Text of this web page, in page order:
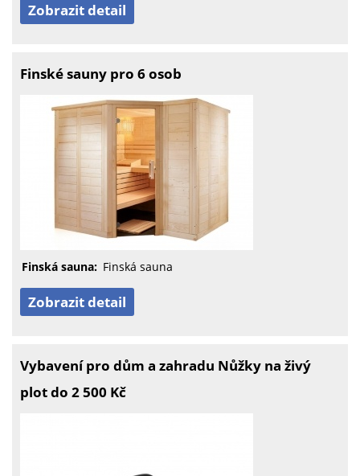
Zobrazit detail
Finské sauny pro 6 osob
Finská sauna: Finská sauna
Zobrazit detail
Vybavení pro dům a zahradu Nůžky na živý
plot do 2 500 Kč